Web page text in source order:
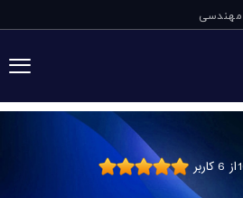
مهندسی
گریس پمپ شارژی از 6کاربر